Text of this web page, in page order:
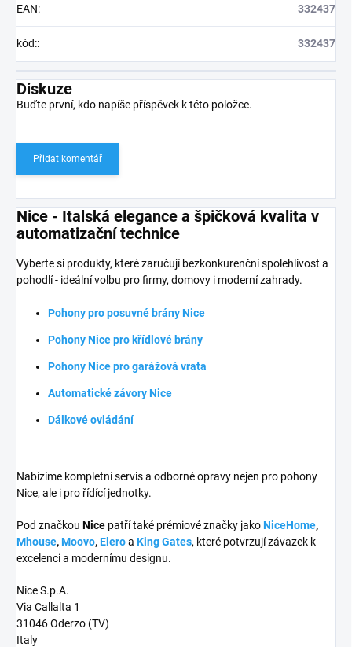
EAN: 332437
kód:: 332437
Diskuze
Buďte první, kdo napíše příspěvek k této položce.
Přidat komentář
Nice - Italská elegance a špičková kvalita v
automatizační technice
Vyberte si produkty, které zaručují bezkonkurenční spolehlivost a
pohodlí - ideální volbu pro firmy, domovy i moderní zahrady.
Pohony pro posuvné brány Nice
Pohony Nice pro křídlové brány
Pohony Nice pro garážová vrata
Automatické závory Nice
Dálkové ovládání
Nabízíme kompletní servis a odborné opravy nejen pro pohony
Nice, ale i pro řídící jednotky.
Pod značkou Nice patří také prémiové značky jakoNiceHome,
Mhouse,Moovo,Eleroa King Gates, které potvrzují závazek k
excelenci a modernímu designu.
Nice S.p.A.
Via Callalta 1
31046 Oderzo (TV)
Italy